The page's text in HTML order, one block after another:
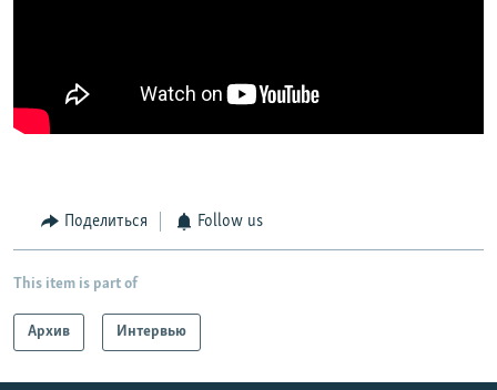
Поделиться Follow us
This item is part of
Архив Интервью